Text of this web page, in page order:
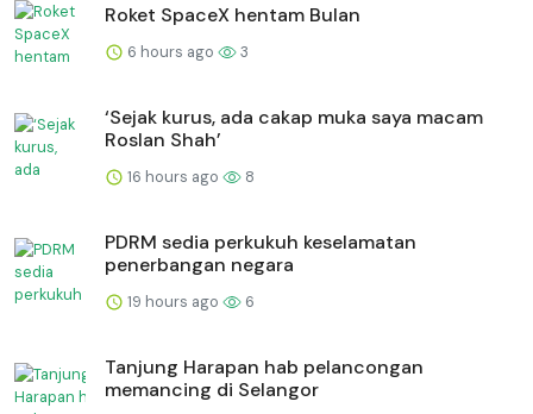
Roket SpaceX hentam Bulan
6 hours ago 3
‘Sejak kurus, ada cakap muka saya macam
Roslan Shah’
16 hours ago 8
PDRM sedia perkukuh keselamatan
penerbangan negara
19 hours ago 6
Tanjung Harapan hab pelancongan
memancing di Selangor